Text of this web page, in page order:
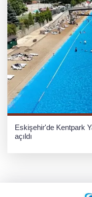
Eskişehir'de Kentpark
açıldı